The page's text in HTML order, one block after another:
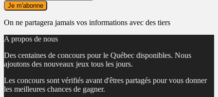
On ne partagera jamais vos informations avec des tiers
A propos de nous
Des centaines de concours pour le Québec disponibles. Nous
ajoutons des nouveaux jeux tous les jours.
Les concours sont vérifiés avant d'êtres partagés pour vous donner
les meilleures chances de gagner.